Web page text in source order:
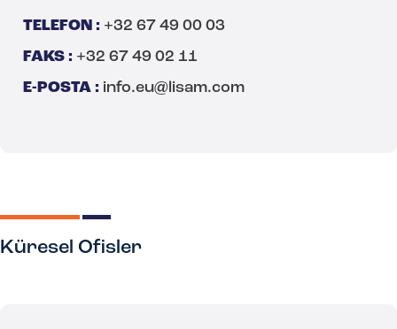
TELEFON : +32 67 49 00 03
FAKS : +32 67 49 02 11
E-POSTA : info.eu@lisam.com
Küresel Ofisler